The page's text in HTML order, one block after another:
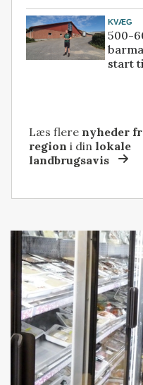
KVÆG
500-
start
Læs flere nyheder
region i dinlokale
landbrugsavis